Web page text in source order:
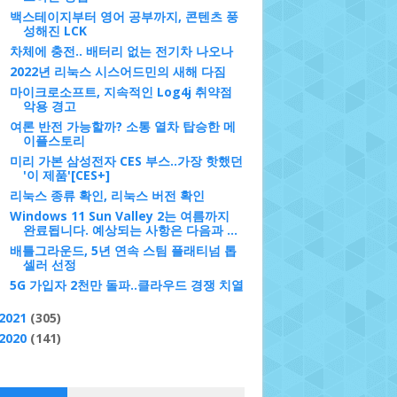
백스테이지부터 영어 공부까지, 콘텐츠 풍
성해진 LCK
차체에 충전.. 배터리 없는 전기차 나오나
2022년 리눅스 시스어드민의 새해 다짐
마이크로소프트, 지속적인 Log4j 취약점
악용 경고
여론 반전 가능할까? 소통 열차 탑승한 메
이플스토리
미리 가본 삼성전자 CES 부스..가장 핫했던
'이 제품'[CES+]
리눅스 종류 확인, 리눅스 버전 확인
Windows 11 Sun Valley 2는 여름까지
완료됩니다. 예상되는 사항은 다음과 ...
배틀그라운드, 5년 연속 스팀 플래티넘 톱
셀러 선정
5G 가입자 2천만 돌파..클라우드 경쟁 치열
(305)
(141)